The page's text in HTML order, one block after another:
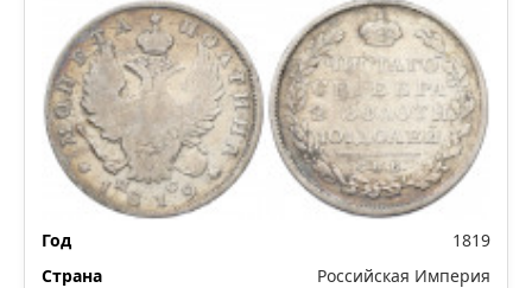
1819
Российская Империя